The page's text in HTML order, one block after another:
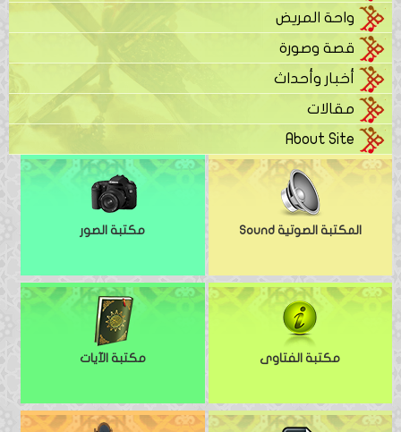
واحة المريض
قصة وصورة
أخبار وأحداث
مقالات
About Site
المكتبة الصوتية Sound مكتبة الصور
مكتبة الفتاوى مكتبة الآيات